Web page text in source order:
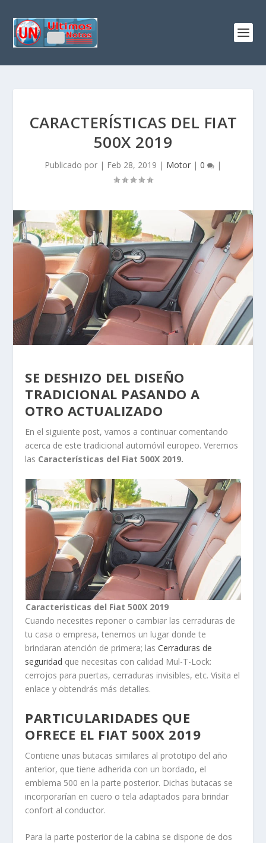
CARACTERÍSTICAS DEL FIAT
500X 2019
Publicado por | Feb 28, 2019 | Motor | 0 |
SE DESHIZO DEL DISEÑO
TRADICIONAL PASANDO A
OTRO ACTUALIZADO
En el siguiente post, vamos a continuar comentando
acerca de este tradicional automóvil europeo. Veremos
las Características del Fiat 500X 2019.
Caracteristicas del Fiat 500X 2019
Cuando necesites reponer o cambiar las cerraduras de
tu casa o empresa, tenemos un lugar donde te
brindaran atención de primera; lasCerraduras de
seguridad que necesitas con calidad Mul-T-Lock:
cerrojos para puertas, cerraduras invisibles, etc. Visita el
enlace y obtendrás más detalles.
PARTICULARIDADES QUE
OFRECE EL FIAT 500X 2019
Contiene unas butacas similares al prototipo del año
anterior, que tiene adherida con un bordado, el
emblema 500 en la parte posterior. Dichas butacas se
incorporarían en cuero o tela adaptados para brindar
confort al conductor.
Para la parte posterior de la cabina se dispone de dos